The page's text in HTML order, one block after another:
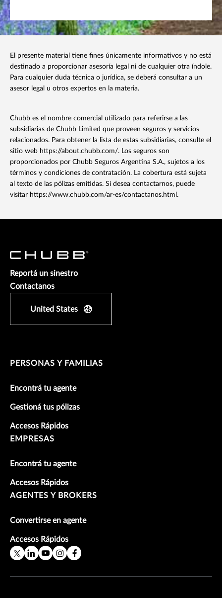
El presente material tiene fines únicamente informativos y no está
destinado a proporcionar asesoría legal ni de cualquier otra índole.
Para cualquier duda técnica o jurídica, se deberá consultar a un
asesor legal u otros expertos en la materia.
Chubb es el nombre comercial utilizado para referirse a las
subsidiarias de Chubb Limited que proveen seguros y servicios
relacionados. Para obtener la lista de estas subsidiarias, consulte el
sitio web https://about.chubb.com/. Los seguros son
proporcionados por Chubb Seguros Argentina S.A., sujetos a los
términos y condiciones de contratación. La cobertura está sujeta
al texto de las pólizas emitidas. Si desea contactarnos, puede
visitar https://www.chubb.com/ar-es/contactanos.html.
Reportá un sinestro
Contactanos
United States
PERSONAS Y FAMILIAS
Encontrá tu agente
Gestioná tus pólizas
Accesos Rápidos
EMPRESAS
Encontrá tu agente
Accesos Rápidos
AGENTES Y BROKERS
Convertirse en agente
Accesos Rápidos